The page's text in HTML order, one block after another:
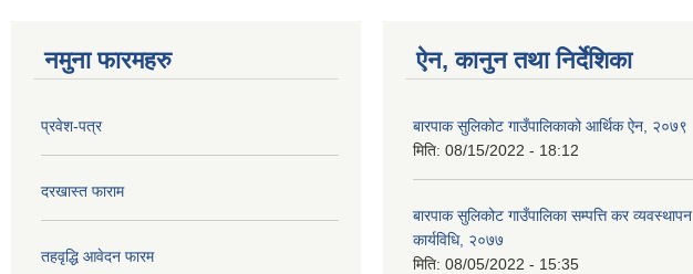
नमुना फारमहरु
प्रवेश-पत्र
दरखास्त फाराम
तहवृद्धि आवेदन फारम
ऐन, कानुन तथा निर्देशिका
बारपाक सुलिकोट गाउँपालिकाको आर्थिक ऐन, २०७९
मिति: 08/15/2022 - 18:12
बारपाक सुलिकोट गाउँपालिका सम्पत्ति कर व्यवस्थापन
कार्यविधि, २०७७
मिति: 08/05/2022 - 15:35